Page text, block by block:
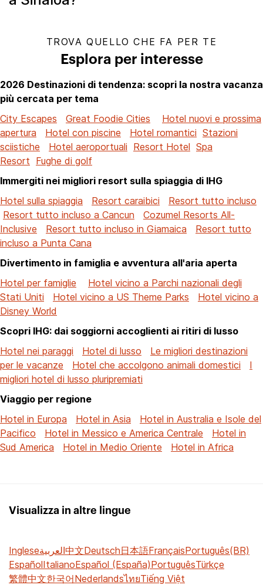
TROVA QUELLO CHE FA PER TE
Esplora per interesse
2026 Destinazioni di tendenza: scopri la nostra vacanza
più cercata per tema
City Escapes
Great Foodie Cities
Hotel nuovi e prossima
apertura
Hotel con piscine Hotel romantici Stazioni
sciistiche
Hotel aeroportuali Resort Hotel Spa
Resort Fughe di golf
Immergiti nei migliori resort sulla spiaggia di IHG
Hotel sulla spiaggia
Resort caraibici
Resort tutto incluso
Resort tutto incluso a Cancun
Cozumel Resorts All-
Inclusive
Resort tutto incluso in Giamaica
Resort tutto
incluso a Punta Cana
Divertimento in famiglia e avventura all'aria aperta
Hotel per famiglie
Hotel vicino a Parchi nazionali degli
Stati Uniti
Hotel vicino a US Theme Parks
Hotel vicino a
Disney World
Scopri IHG: dai soggiorni accoglienti ai ritiri di lusso
Hotel nei paraggi
Hotel di lusso
Le migliori destinazioni
per le vacanze
Hotel che accolgono animali domestici
I
migliori hotel di lusso pluripremiati
Viaggio per regione
Hotel in Europa
Hotel in Asia
Hotel in Australia e Isole del
Pacifico
Hotel in Messico e America Centrale
Hotel in
Sud America
Hotel in Medio Oriente Hotel in Africa
Visualizza in altre lingue
Ingleseالعربية中文Deutsch日本語FrançaisPortuguês(BR)
EspañolItalianoEspañol (España)PortuguêsTürkçe
繁體中文한국어NederlandsไทยTiếng Việt